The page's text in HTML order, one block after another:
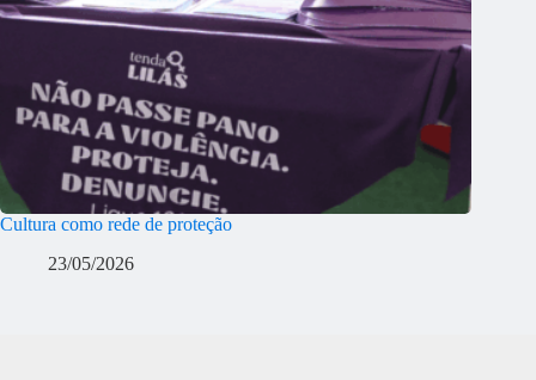
Cultura como rede de proteção
23/05/2026